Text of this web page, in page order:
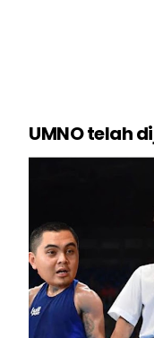
UMNO telah